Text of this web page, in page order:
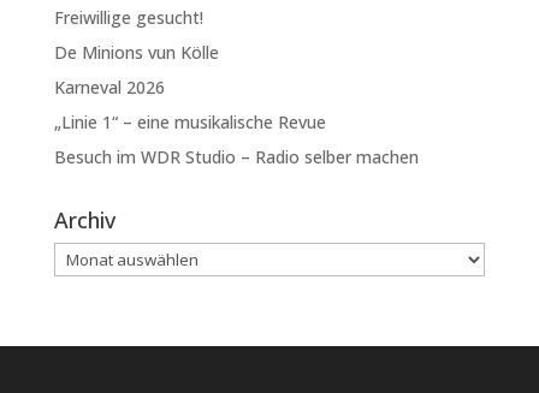
Freiwillige gesucht!
De Minions vun Kölle
Karneval 2026
„Linie 1“ – eine musikalische Revue
Besuch im WDR Studio – Radio selber machen
Archiv